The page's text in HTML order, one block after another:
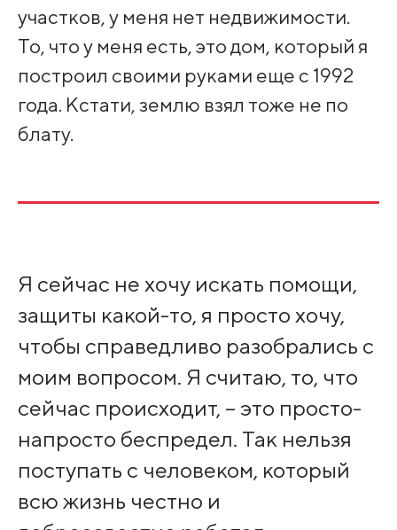
участков, у меня нет недвижимости.
То, что у меня есть, это дом, который я
построил своими руками еще с 1992
года. Кстати, землю взял тоже не по
блату.
Я сейчас не хочу искать помощи,
защиты какой-то, я просто хочу,
чтобы справедливо разобрались с
моим вопросом. Я считаю, то, что
сейчас происходит, – это просто-
напросто беспредел. Так нельзя
поступать с человеком, который
всю жизнь честно и